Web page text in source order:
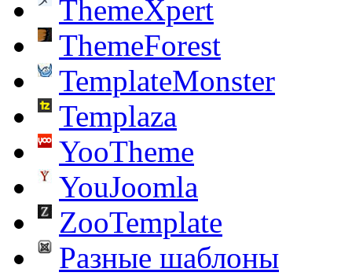
ThemeXpert
ThemeForest
TemplateMonster
Templaza
YooTheme
YouJoomla
ZooTemplate
Разные шаблоны